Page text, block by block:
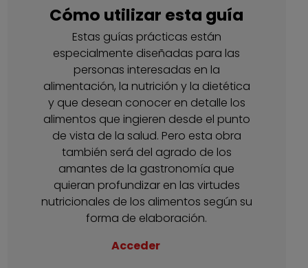
Cómo utilizar esta guía
Estas guías prácticas están
especialmente diseñadas para las
personas interesadas en la
alimentación, la nutrición y la dietética
y que desean conocer en detalle los
alimentos que ingieren desde el punto
de vista de la salud. Pero esta obra
también será del agrado de los
amantes de la gastronomía que
quieran profundizar en las virtudes
nutricionales de los alimentos según su
forma de elaboración.
Acceder